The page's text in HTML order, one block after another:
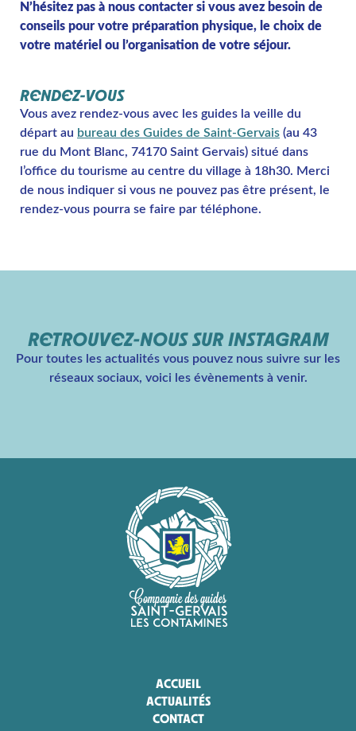
N’hésitez pas à nous contacter si vous avez besoin de
conseils pour votre préparation physique, le choix de
votre matériel ou l’organisation de votre séjour.
RENDEZ-VOUS
Vous avez rendez-vous avec les guides la veille du
départ au bureau des Guides de Saint-Gervais (au 43
rue du Mont Blanc, 74170 Saint Gervais) situé dans
l’office du tourisme au centre du village à 18h30. Merci
de nous indiquer si vous ne pouvez pas être présent, le
rendez-vous pourra se faire par téléphone.
RETROUVEZ-NOUS SUR INSTAGRAM
Pour toutes les actualités vous pouvez nous suivre sur les
réseaux sociaux, voici les évènements à venir.
ACCUEIL
ACTUALITÉS
CONTACT